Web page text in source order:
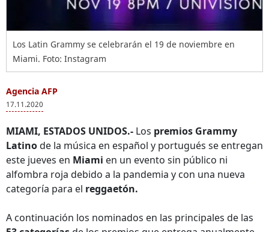
Los Latin Grammy se celebrarán el 19 de noviembre en
Miami. Foto: Instagram
Agencia AFP
17.11.2020
MIAMI, ESTADOS UNIDOS.- Los premios Grammy
Latinode la música en español y portugués se entregan
este jueves en Miami en un evento sin público ni
alfombra roja debido a la pandemia y con una nueva
categoría para el reggaetón.
A continuación los nominados en las principales de las